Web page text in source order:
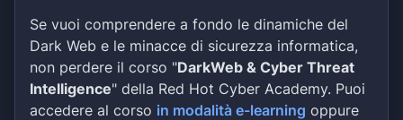
Se vuoi comprendere a fondo le dinamiche del
Dark Web e le minacce di sicurezza informatica,
non perdere il corso "DarkWeb & Cyber Threat
Intelligence" della Red Hot Cyber Academy. Puoi
accedere al corso in modalità e-learning oppure